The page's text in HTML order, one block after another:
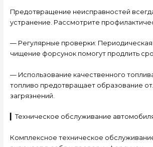
Предотвращение неисправностей
устранение. Рассмотрите
— Регулярные проверки: Периодическая
чищение форсунок помогут продлить
— Использование качественного
топливо предотвращает образование
загрязнений.
▎Техническое обслуживание
Комплексное техническое